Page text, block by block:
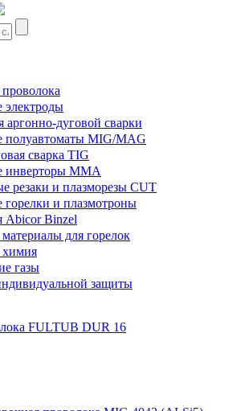
электроды
аргонно-дуговой сварки
полуавтоматы MIG/MAG
сварка TIG
инверторы MMA
резаки и плазморезы CUT
горелки и плазмотроны
Abicor Binzel
для горелок
химия
газы
защиты
FULTUB DUR 16